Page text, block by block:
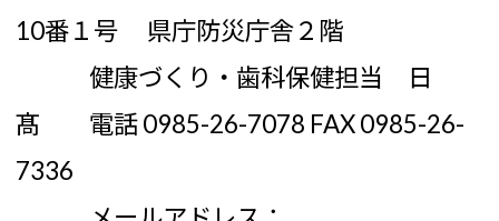
10番１号 県庁防災庁舎２階
健康づくり・歯科保健担当 日
髙 電話 0985-26-7078 FAX 0985-26-
7336